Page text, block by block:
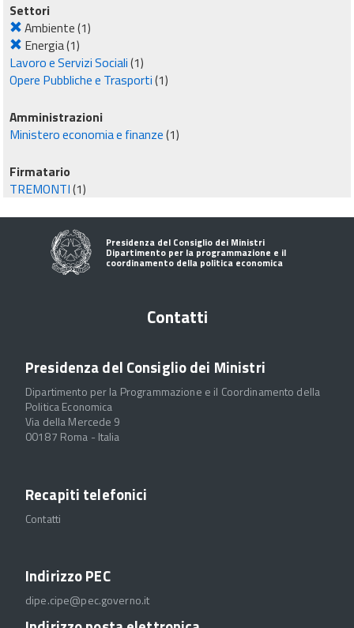
Settori
Ambiente(1)
Energia(1)
Lavoro e Servizi Sociali(1)
Opere Pubbliche e Trasporti(1)
Amministrazioni
Ministero economia e finanze(1)
Firmatario
TREMONTI(1)
Presidenza del Consiglio dei Ministri
Dipartimento per la programmazione e il
coordinamento della politica economica
Contatti
Presidenza del Consiglio dei Ministri
Dipartimento per la Programmazione e il Coordinamento della
Politica Economica
Via della Mercede 9
00187 Roma - Italia
Recapiti telefonici
Contatti
Indirizzo PEC
dipe.cipe@pec.governo.it